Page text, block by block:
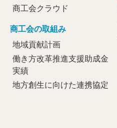
商工会クラウド
商工会の取組み
地域貢献計画
働き方改革推進支援助成金
実績
地方創生に向けた連携協定